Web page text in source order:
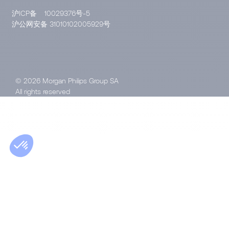
沪ICP备
10029376号-5
沪公网安备 31010102005929号
© 2026 Morgan Philips Group SA
All rights reserved